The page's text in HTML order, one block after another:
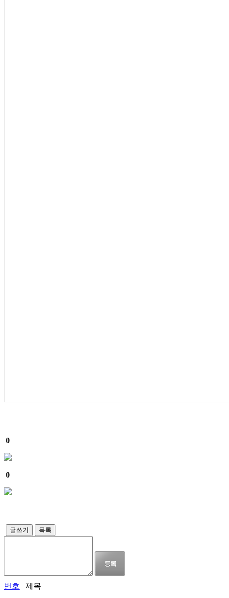
0
0
글쓰기 목록
번호 제목